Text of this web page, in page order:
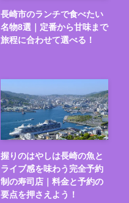
長崎市のランチで食べたい
名物8選｜定番から甘味まで
旅程に合わせて選べる！
握りのはやしは長崎の魚と
ライブ感を味わう完全予約
制の寿司店｜料金と予約の
要点を押さえよう！